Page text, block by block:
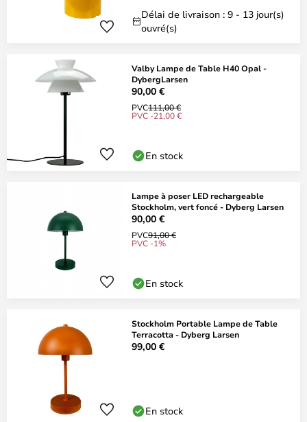
Délai de livraison : 9 - 13 jour(s)
ouvré(s)
Valby Lampe de Table H40 Opal -
DybergLarsen
90,00 €
PVC111,00 €
PVC -21,00 €
En stock
Lampe à poser LED rechargeable
Stockholm, vert foncé - Dyberg Larsen
90,00 €
PVC91,00 €
PVC -1%
En stock
Stockholm Portable Lampe de Table
Terracotta - Dyberg Larsen
99,00 €
En stock